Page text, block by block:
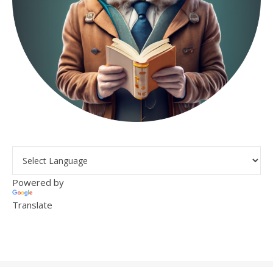
Powered by
Translate